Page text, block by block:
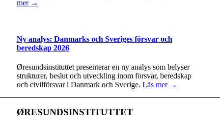
mer →
Ny analys: Danmarks och Sveriges försvar och
beredskap 2026
Øresundsinstituttet presenterar en ny analys som belyser
strukturer, beslut och utveckling inom försvar, beredskap
och civilförsvar i Danmark och Sverige. Läs mer →
ØRESUNDSINSTITUTTET